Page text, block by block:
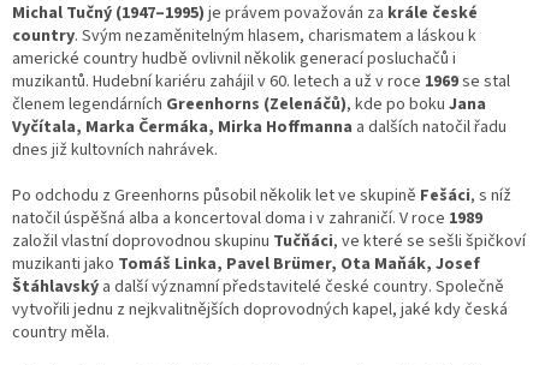
Michal Tučný (1947–1995) je právem považován za krále české
country. Svým nezaměnitelným hlasem, charismatem a láskou k
americké country hudbě ovlivnil několik generací posluchačů i
muzikantů. Hudební kariéru zahájil v 60. letech a už v roce 1969se stal
členem legendárních Greenhorns (Zelenáčů), kde po boku Jana
Vyčítala, Marka Čermáka, Mirka Hoffmanna a dalších natočil řadu
dnes již kultovních nahrávek.
Po odchodu z Greenhorns působil několik let ve skupině Fešáci, s níž
natočil úspěšná alba a koncertoval doma i v zahraničí. V roce 1989
založil vlastní doprovodnou skupinu Tučňáci, ve které se sešli špičkoví
muzikanti jako Tomáš Linka, Pavel Brümer, Ota Maňák, Josef
Štáhlavský a další významní představitelé české country. Společně
vytvořili jednu z nejkvalitnějších doprovodných kapel, jaké kdy česká
country měla.